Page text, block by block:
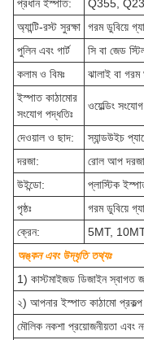
প্রধান ইস্পাত:
Q355,
অ্যান্টি-রস্ট সুরক্ষা গরম ডুবিয়ে
পুলিন এবং গার্ট
সি বা জেড
কলাম ও বিমঃ
ঝালাই বা গরম
ইস্পাত কাঠামোর
সংযোগ পদ্ধতিঃ
ওয়েল্ডিং
দেওয়াল ও ছাদ:
স্যান্ডউইচ
দরজা:
রোল আপ দরজা
উইন্ডো:
প্লাস্টিক
পৃষ্ঠঃ
গরম ডুবিয়ে
ক্রেন:
5MT,
অঙ্কন এবং উদ্ধৃতি তথ্যঃ
1) কাস্টমাইজড ডিজাইন স্বাগত
২) আপনার ইস্পাত কাঠামো প্রকল্প
মৌলিক নকশা প্রয়োজনীয়তা এবং